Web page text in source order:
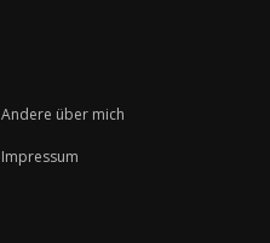
Andere über mich
Impressum